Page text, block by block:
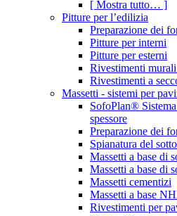
[ Mostra tutto… ]
Pitture per l’edilizia
Preparazione dei
Pitture per interni
Pitture per esterni
Rivestimenti murali
Rivestimenti a
Massetti - sistemi per
SofoPlan®
spessore
Preparazione dei
Spianatura del
Massetti a base di
Massetti a base di
Massetti cementizi
Massetti a base
Rivestimenti per